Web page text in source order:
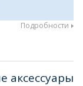
Подробности
аксессуары